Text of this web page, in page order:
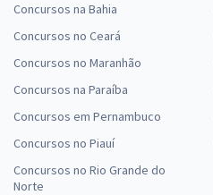
Concursos na Bahia
Concursos no Ceará
Concursos no Maranhão
Concursos na Paraíba
Concursos em Pernambuco
Concursos no Piauí
Concursos no Rio Grande do
Norte